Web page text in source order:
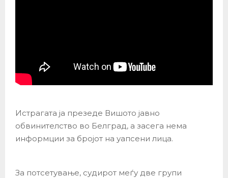
Истрагата ја презеде Вишото јавно
обвинителство во Белград, а засега нема
информции за бројот на уапсени лица.
За потсетување, судирот меѓу две групи